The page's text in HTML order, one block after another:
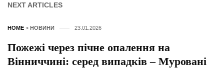
NEXT ARTICLES
HOME > НОВИНИ 23.01.2026
Пожежі через пічне опалення на
Вінниччині: серед випадків – Муровані